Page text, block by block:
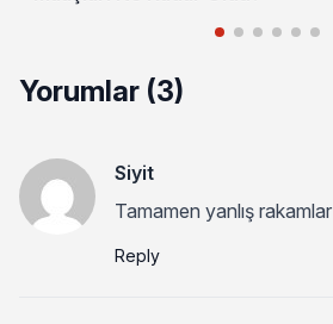
Yorumlar (3)
Siyit
Tamamen yanlış rakamlar
Reply